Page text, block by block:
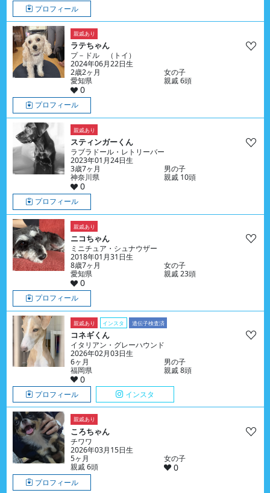
プロフィール
親戚あり
ラテちゃん
プ－ドル （トイ）
2024年06月22日生
2歳2ヶ月
女の子
愛知県
親戚 6頭
0
プロフィール
親戚あり
スティンガーくん
ラブラドール・レトリーバー
2023年01月24日生
3歳7ヶ月
男の子
神奈川県
親戚 10頭
0
プロフィール
親戚あり
ニコちゃん
ミニチュア・シュナウザー
2018年01月31日生
8歳7ヶ月
女の子
愛知県
親戚 23頭
0
プロフィール
親戚あり インスタ 遺伝子検査済
コネギくん
イタリアン・グレーハウンド
2026年02月03日生
6ヶ月
男の子
福岡県
親戚 8頭
0
プロフィール インスタ
親戚あり
ころちゃん
チワワ
2026年03月15日生
5ヶ月
女の子
親戚 6頭
0
プロフィール